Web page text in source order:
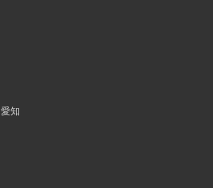
愛知